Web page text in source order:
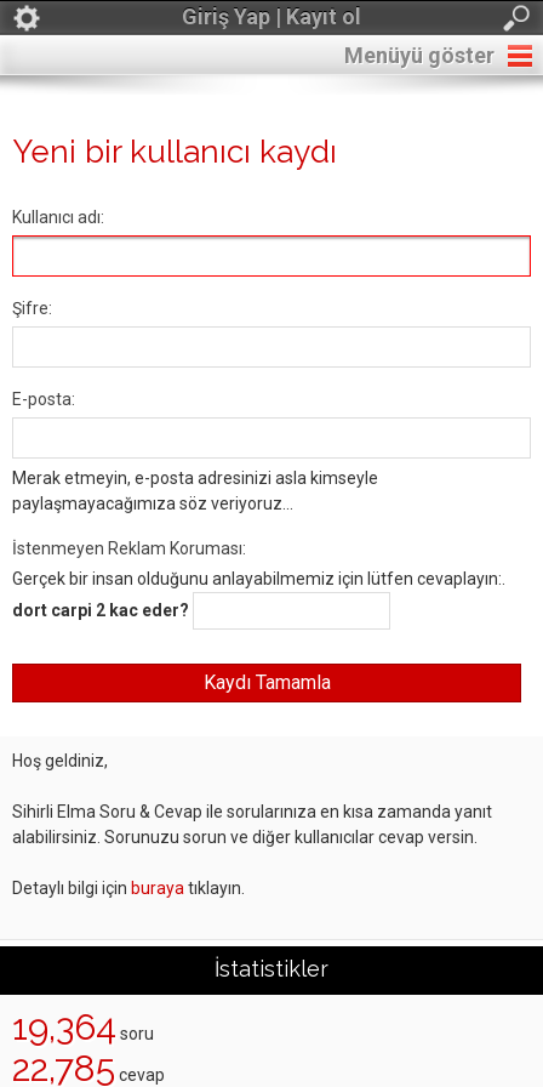
Giriş Yap | Kayıt ol
Menüyü göster
Yeni bir kullanıcı kaydı
Kullanıcı adı:
Şifre:
E-posta:
Merak etmeyin, e-posta adresinizi asla kimseyle
paylaşmayacağımıza söz veriyoruz...
İstenmeyen Reklam Koruması:
Gerçek bir insan olduğunu anlayabilmemiz için lütfen cevaplayın:.
dort carpi 2 kac eder?
Hoş geldiniz,
Sihirli Elma Soru & Cevap ile sorularınıza en kısa zamanda yanıt
alabilirsiniz. Sorunuzu sorun ve diğer kullanıcılar cevap versin.
Detaylı bilgi için buraya tıklayın.
İstatistikler
19,364 soru
22,785 cevap